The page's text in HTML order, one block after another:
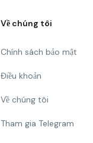
Về chúng tôi
Chính sách bảo mật
Điều khoản
Về chúng tôi
Tham gia Telegram